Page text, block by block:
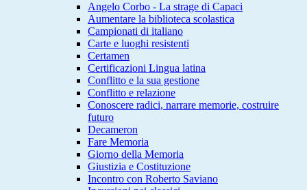
Angelo Corbo - La strage di Capaci
Aumentare la biblioteca scolastica
Campionati di italiano
Carte e luoghi resistenti
Certamen
Certificazioni Lingua latina
Conflitto e la sua gestione
Conflitto e relazione
Conoscere radici, narrare memorie, costruire
futuro
Decameron
Fare Memoria
Giorno della Memoria
Giustizia e Costituzione
Incontro con Roberto Saviano